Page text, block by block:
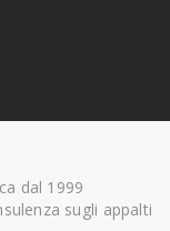
dal 1999
sugli appalti